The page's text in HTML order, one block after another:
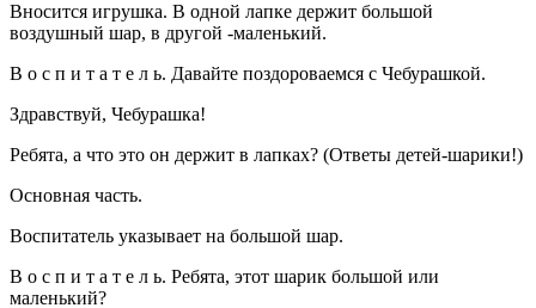
Вносится игрушка. В одной лапке держит большой
воздушный шар, в другой -маленький.
В о с п и т а т е л ь. Давайте поздороваемся с Чебурашкой.
Здравствуй, Чебурашка!
Ребята, а что это он держит в лапках? (Ответы детей-шарики!)
Основная часть.
Воспитатель указывает на большой шар.
В о с п и т а т е л ь. Ребята, этот шарик большой или
маленький?